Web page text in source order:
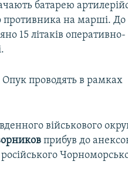
батарею
противника на марші. До
15 літаків оперативно-
Опук проводять в рамках
військового
прибув до